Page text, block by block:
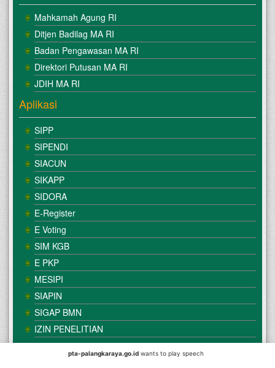
Mahkamah Agung RI
Ditjen Badilag MA RI
Badan Pengawasan MA RI
Direktori Putusan MA RI
JDIH MA RI
Aplikasi
SIPP
SIPENDI
SIACUN
SIKAPP
SIDORA
E-Register
E Voting
SIM KGB
E PKP
MESIPI
SIAPIN
SIGAP BMN
IZIN PENELITIAN
pta-palangkaraya.go.id wants to play speech